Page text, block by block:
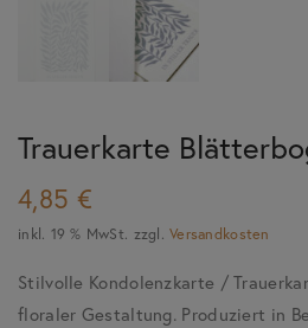
Trauerkarte
4,85 €
inkl. 19 % MwSt. zzgl.Versandkosten
Stilvolle Kondolenzkarte /
floraler Gestaltung. Produziert in